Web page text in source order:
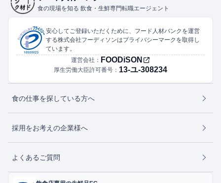
食の現場を知る 飲食・生鮮専門転職エージェント
安心してご登録いただくために、フード人材バンクを運営
する株式会社フーディソンはプライバシーマークを取得し
ています。
運営会社： FOODiSON
厚生労働大臣許可番号： 13-ユ-308234
食の仕事を探している方へ
採用をお考えの企業様へ
よくあるご質問